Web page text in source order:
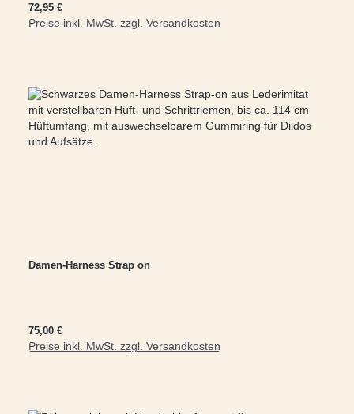
Regulärer Preis:
72,95 €
Preise inkl. MwSt. zzgl. Versandkosten
Damen-Harness Strap on
Regulärer Preis:
75,00 €
Preise inkl. MwSt. zzgl. Versandkosten
In den Warenkorb